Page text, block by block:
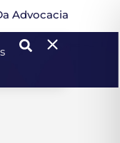
Advocacia